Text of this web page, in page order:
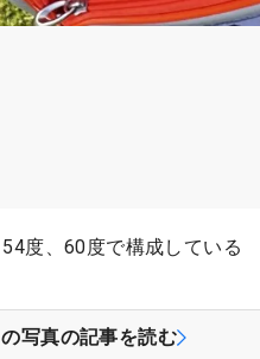
度、60度で構成している
写真の記事を読む